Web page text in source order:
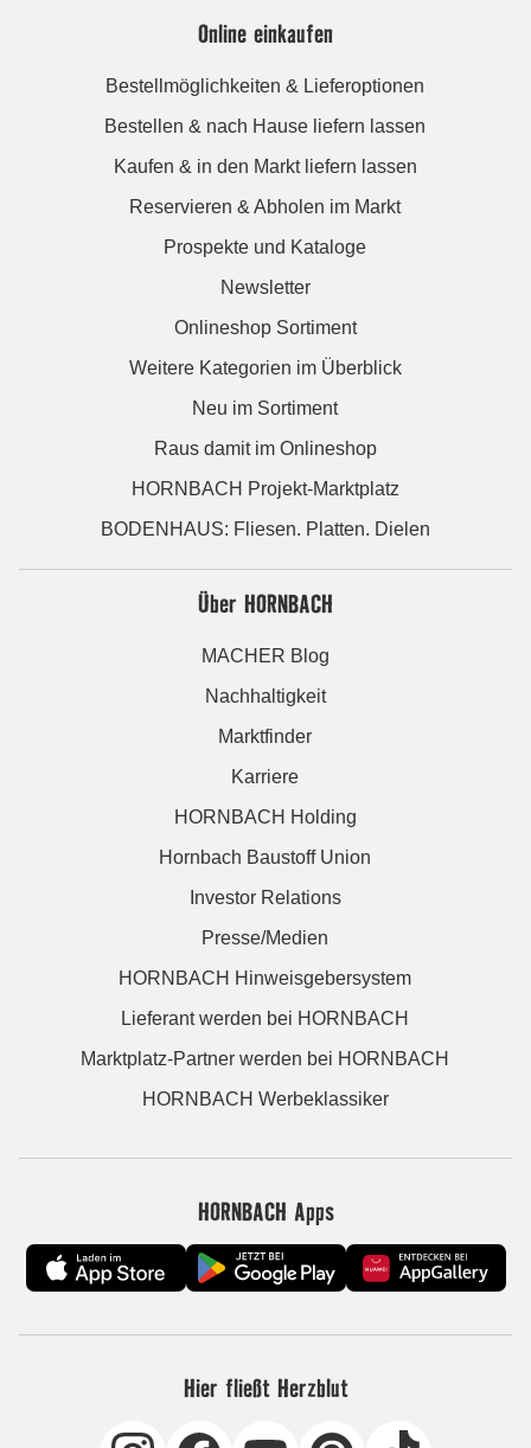
Online einkaufen
Bestellmöglichkeiten & Lieferoptionen
Bestellen & nach Hause liefern lassen
Kaufen & in den Markt liefern lassen
Reservieren & Abholen im Markt
Prospekte und Kataloge
Newsletter
Onlineshop Sortiment
Weitere Kategorien im Überblick
Neu im Sortiment
Raus damit im Onlineshop
HORNBACH Projekt-Marktplatz
BODENHAUS: Fliesen. Platten. Dielen
Über HORNBACH
MACHER Blog
Nachhaltigkeit
Marktfinder
Karriere
HORNBACH Holding
Hornbach Baustoff Union
Investor Relations
Presse/Medien
HORNBACH Hinweisgebersystem
Lieferant werden bei HORNBACH
Marktplatz-Partner werden bei HORNBACH
HORNBACH Werbeklassiker
HORNBACH Apps
Hier fließt Herzblut